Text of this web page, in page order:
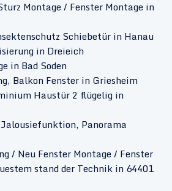
Montage / Fenster Montage in
Schiebetür in Hanau
in Dreieich
in Bad Soden
Balkon Fenster in Griesheim
Haustür 2 flügelig in
Panorama
/ Neu Fenster Montage / Fenster
stand der Technik in 64401